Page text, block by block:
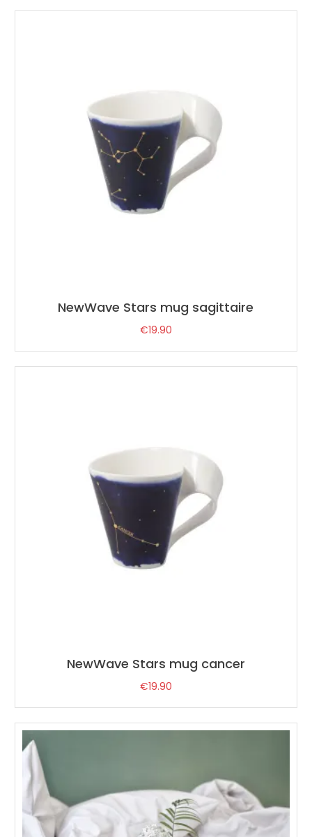
NewWave Stars mug sagittaire
€19.90
NewWave Stars mug cancer
€19.90